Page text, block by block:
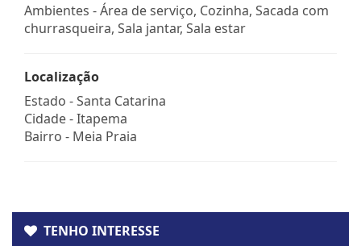
Ambientes - Área de serviço, Cozinha, Sacada com
churrasqueira, Sala jantar, Sala estar
Localização
Estado -Santa Catarina
Cidade -Itapema
Bairro - Meia Praia
TENHO INTERESSE